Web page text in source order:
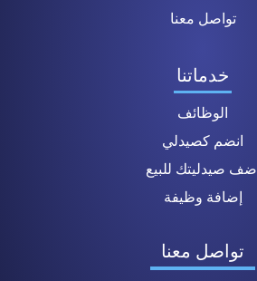
تواصل معنا
خدماتنا
الوظائف
انضم كصيدلي
أضف صيدليتك للبيع
إضافة وظيفة
تواصل معنا